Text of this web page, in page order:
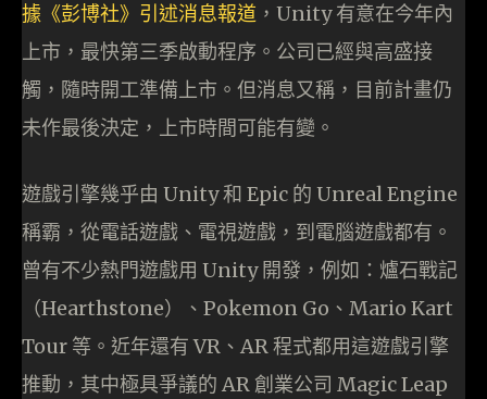
據《彭博社》引述消息報道 ，Unity 有意在今年內
上市，最快第三季啟動程序。公司已經與高盛接
觸，隨時開工準備上市。但消息又稱，目前計畫仍
未作最後決定，上市時間可能有變。
遊戲引擎幾乎由 Unity 和 Epic 的 Unreal Engine
稱霸，從電話遊戲、電視遊戲，到電腦遊戲都有。
曾有不少熱門遊戲用 Unity 開發，例如：爐石戰記
（Hearthstone）、Pokemon Go、Mario Kart
Tour 等。近年還有 VR、AR 程式都用這遊戲引擎
推動，其中極具爭議的 AR 創業公司 Magic Leap